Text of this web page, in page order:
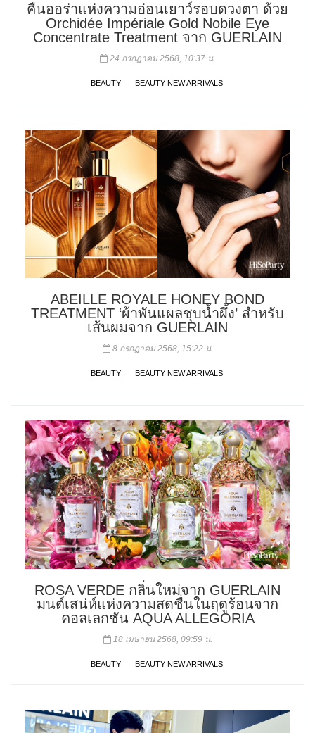
คืนออร่าแห่งความอ่อนเยาว์รอบดวงตา ด้วย
Orchidée Impériale Gold Nobile Eye
Concentrate Treatment จาก GUERLAIN
24 กรกฎาคม 2568, 10:37 น.
BEAUTY BEAUTY NEW ARRIVALS
ABEILLE ROYALE HONEY BOND
TREATMENT ‘ผ้าพันแผลชุบน้ำผึ้ง’ สำหรับ
เส้นผมจาก GUERLAIN
8 กรกฎาคม 2568, 15:22 น.
BEAUTY BEAUTY NEW ARRIVALS
ROSA VERDE กลิ่นใหม่จาก GUERLAIN
มนต์เสน่ห์แห่งความสดชื่นในฤดูร้อนจาก
คอลเลกชัน AQUA ALLEGORIA
18 เมษายน 2568, 09:59 น.
BEAUTY BEAUTY NEW ARRIVALS